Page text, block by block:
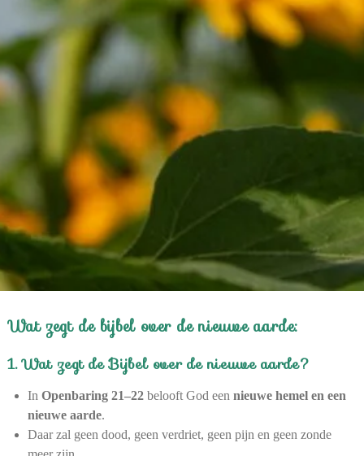
Wat zegt de bijbel over de nieuwe aarde:
1. Wat zegt de Bijbel over de nieuwe aarde?
In Openbaring 21–22 belooft God een nieuwe hemel en een
nieuwe aarde.
Daar zal geen dood, geen verdriet, geen pijn en geen zonde